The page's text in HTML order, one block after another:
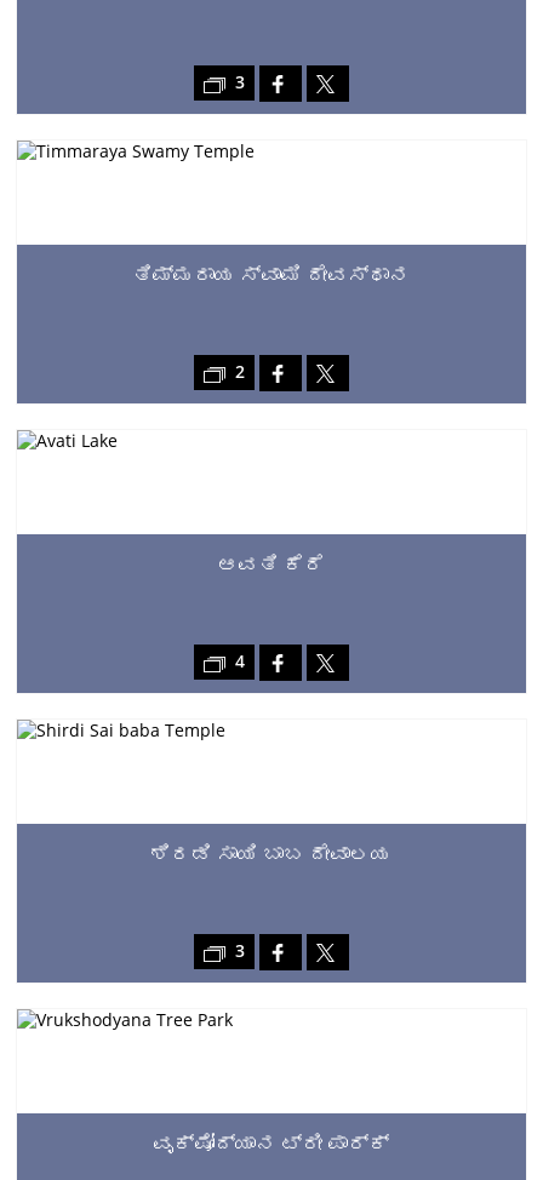
3
ತಿಮ್ಮರಾಯ ಸ್ವಾಮಿ ದೇವಸ್ಥಾನ
2
ಆವತಿ ಕೆರೆ
4
ಶಿರಡಿ ಸಾಯಿ ಬಾಬ ದೇವಾಲಯ
3
ವೃಕ್ಷೋದ್ಯಾನ ಟ್ರೀ ಪಾರ್ಕ್